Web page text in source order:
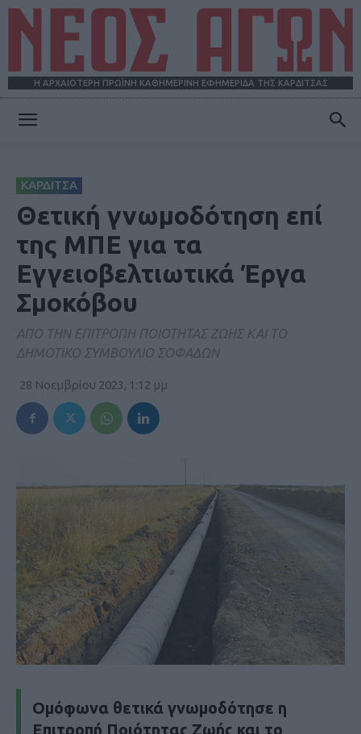
Η ΑΡΧΑΙΟΤΕΡΗ ΠΡΩΪΝΗ ΚΑΘΗΜΕΡΙΝΗ ΕΦΗΜΕΡΙΔΑ ΤΗΣ ΚΑΡΔΙΤΣΑΣ
ΚΑΡΔΙΤΣΑ
Θετική γνωμοδότηση επί
της ΜΠΕ για τα
Εγγειοβελτιωτικά Έργα
Σμοκόβου
ΑΠΟ ΤΗΝ ΕΠΙΤΡΟΠΗ ΠΟΙΟΤΗΤΑΣ ΖΩΗΣ ΚΑΙ ΤΟ
ΔΗΜΟΤΙΚΟ ΣΥΜΒΟΥΛΙΟ ΣΟΦΑΔΩΝ
28 Νοεμβρίου 2023, 1:12 μμ
Ομόφωνα θετικά γνωμοδότησε η
Επιτροπή Ποιότητας Ζωής και το